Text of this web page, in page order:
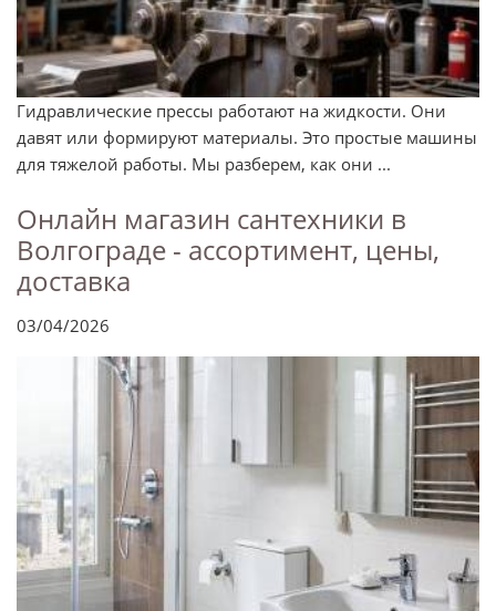
Гидравлические прессы работают на жидкости. Они
давят или формируют материалы. Это простые машины
для тяжелой работы. Мы разберем, как они ...
Онлайн магазин сантехники в
Волгограде - ассортимент, цены,
доставка
03/04/2026